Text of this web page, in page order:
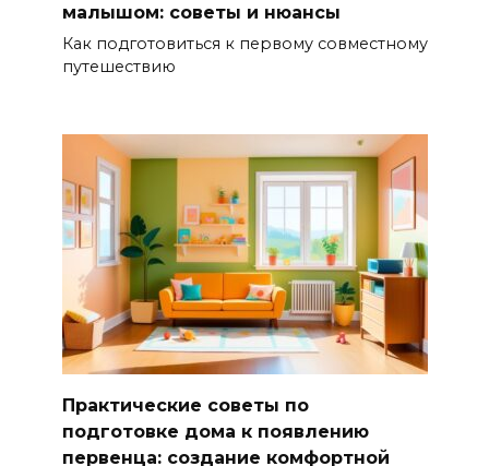
малышом: советы и нюансы
Как подготовиться к первому совместному
путешествию
Практические советы по
подготовке дома к появлению
первенца: создание комфортной